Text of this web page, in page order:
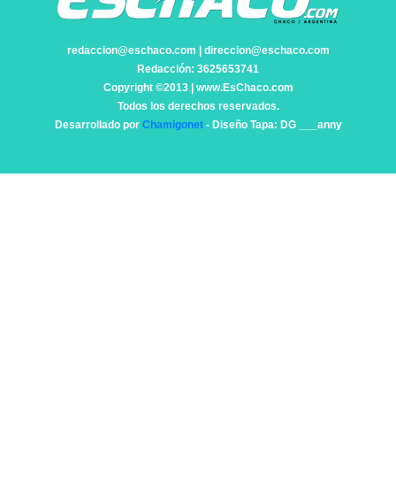
redaccion@eschaco.com | direccion@eschaco.com
Redacción: 3625653741
Copyright ©2013 | www.EsChaco.com
Todos los derechos reservados.
Desarrollado por Chamigonet- Diseño Tapa: DG ___anny